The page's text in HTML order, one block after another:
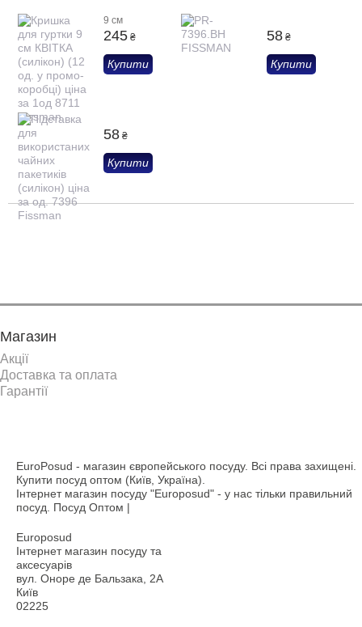
9 см
245 ₴
Купити
58 ₴
Купити
58 ₴
Купити
Магазин
Акції
Доставка та оплата
Гарантії
EuroPosud - магазин європейського посуду. Всі права захищені.
Купити посуд оптом (Київ, Україна).
Інтернет магазин посуду "Europosud" - у нас тільки правильний
посуд. Посуд Оптом |
Europosud
Інтернет магазин посуду та
аксесуарів
вул. Оноре де Бальзака, 2А
Київ
02225